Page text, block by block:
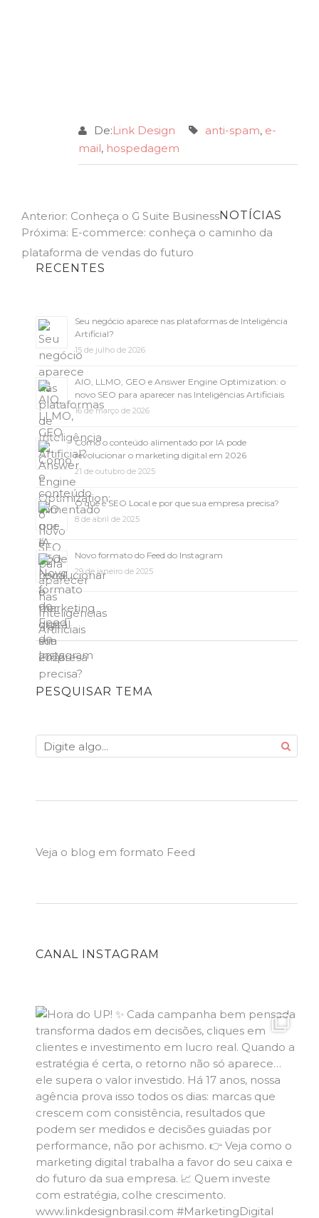
De:Link Design anti-spam, e-
mail, hospedagem
Navegação
de
Post
Anterior: Previous
post:
Conheça o G Suite Business
Próxima: Next
post:
E-commerce: conheça o caminho da
plataforma de vendas do futuro
NOTÍCIAS
RECENTES
Seu negócio aparece nas plataformas de Inteligência
Artificial?
15 de julho de 2026
AIO, LLMO, GEO e Answer Engine Optimization: o
novo SEO para aparecer nas Inteligências Artificiais
16 de março de 2026
Como o conteúdo alimentado por IA pode
revolucionar o marketing digital em 2026
21 de outubro de 2025
O que é SEO Local e por que sua empresa precisa?
8 de abril de 2025
Novo formato do Feed do Instagram
29 de janeiro de 2025
PESQUISAR TEMA
Veja o blog em formato Feed
CANAL INSTAGRAM